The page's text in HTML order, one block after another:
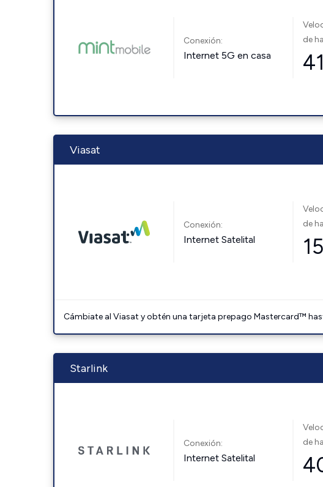
Conexión:
Internet 5G en casa
de
Viasat
Conexión:
Internet Satelital
de
Cámbiate al Viasat y obtén una tarjeta prepago Mastercard™
Starlink
Conexión:
Internet Satelital
de